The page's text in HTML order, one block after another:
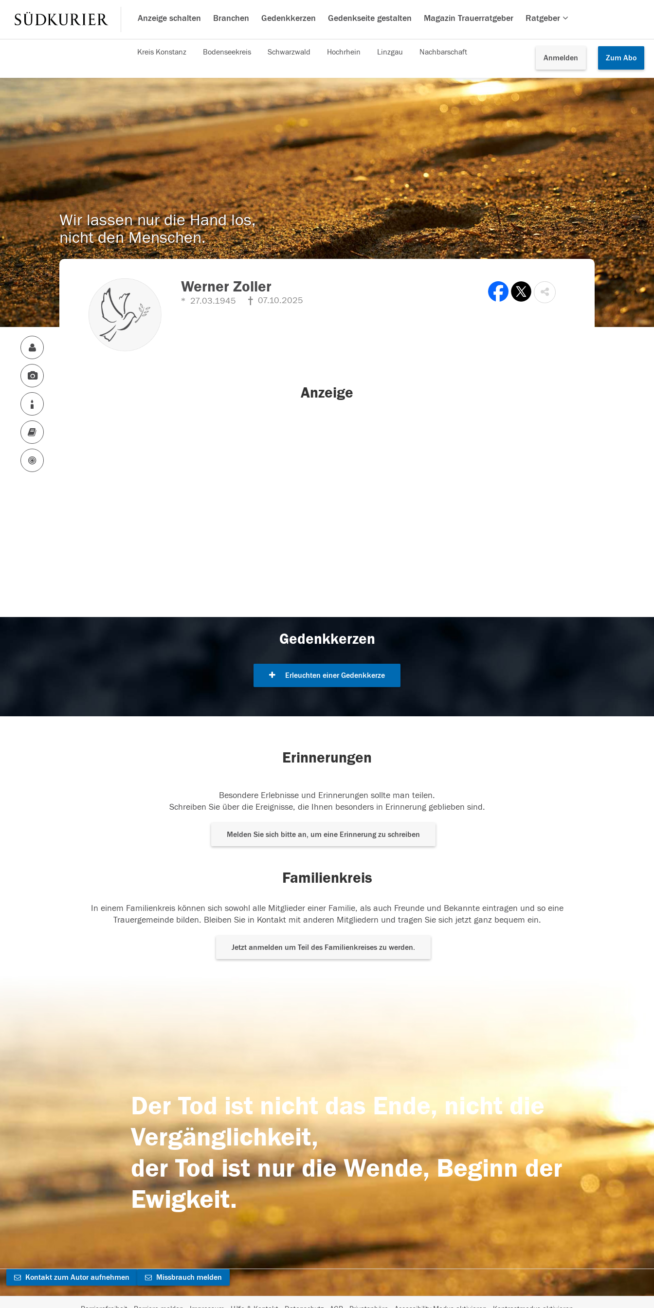
Anzeige schalten Branchen Gedenkkerzen Gedenkseite gestalten Magazin Trauerratgeber Ratgeber
Anmelden Zum Abo
Kreis Konstanz Bodenseekreis Schwarzwald Hochrhein Linzgau Nachbarschaft
Wir lassen nur die Hand los,
nicht den Menschen.
Werner Zoller
27.03.1945 07.10.2025
Anzeige
Gedenkkerzen
Erleuchten einer Gedenkkerze
Erinnerungen
Besondere Erlebnisse und Erinnerungen sollte man teilen.
Schreiben Sie über die Ereignisse, die Ihnen besonders in Erinnerung geblieben sind.
Melden Sie sich bitte an, um eine Erinnerung zu schreiben
Familienkreis
In einem Familienkreis können sich sowohl alle Mitglieder einer Familie, als auch Freunde und Bekannte eintragen und so eine
Trauergemeinde bilden. Bleiben Sie in Kontakt mit anderen Mitgliedern und tragen Sie sich jetzt ganz bequem ein.
Jetzt anmelden um Teil des Familienkreises zu werden.
Der Tod ist nicht das Ende, nicht die
Vergänglichkeit,
der Tod ist nur die Wende, Beginn der
Ewigkeit.
Kontakt zum Autor aufnehmen Missbrauch melden